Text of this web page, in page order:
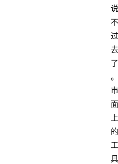
说
不
过
去
了
。
市
面
上
的
工
具